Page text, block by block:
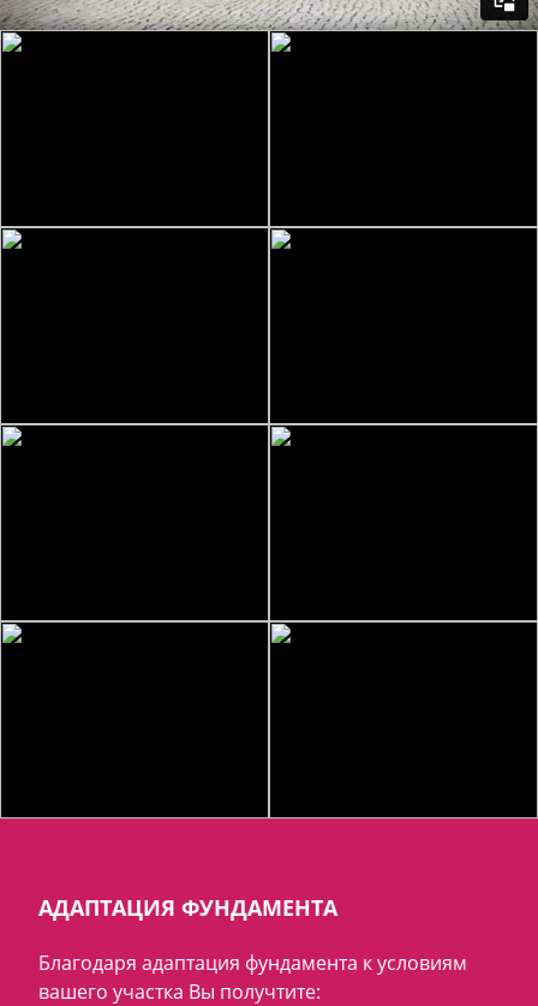
АДАПТАЦИЯ ФУНДАМЕНТА
Благодаря адаптация фундамента к условиям
вашего участка Вы получтите: